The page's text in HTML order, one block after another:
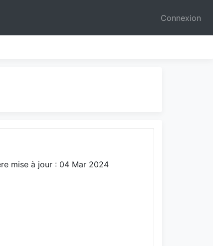
Connexion
mise à jour : 04 Mar 2024